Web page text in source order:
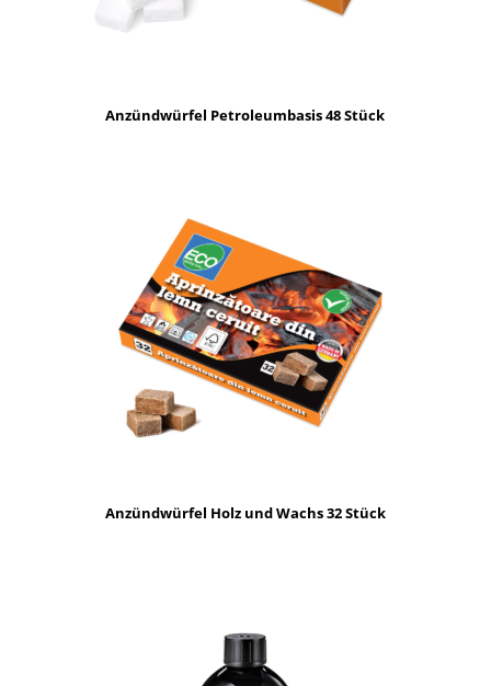
Anzündwürfel Petroleumbasis 48 Stück
Anzündwürfel Holz und Wachs 32 Stück